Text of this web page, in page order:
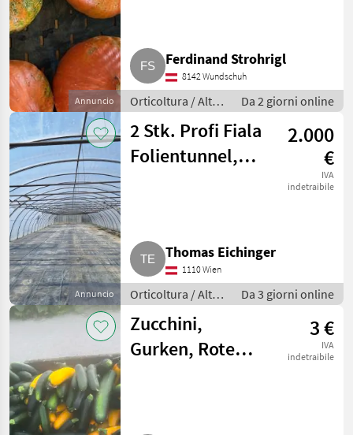
Annuncio
Ferdinand Strohrigl
8142 Wundschuh
Orticoltura / Altre
macchine per
orticoltura
Da 2 giorni online
Annuncio
2 Stk. Profi Fiala
Folientunnel,
2.000
€
IVA
indetraibile
Thomas Eichinger
1110 Wien
Orticoltura / Altre
macchine per
orticoltura
Da 3 giorni online
Zucchini,
Gurken, Rote
3 €
IVA
indetraibile